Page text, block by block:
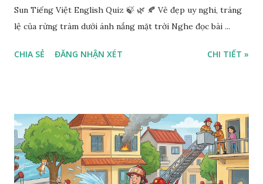
Sun Tiếng Việt English Quiz 🍃 🌿 🍂 Vẻ đẹp uy nghi, tráng
lệ của rừng tràm dưới ánh nắng mặt trời Nghe đọc bài ...
CHIA SẺ ĐĂNG NHẬN XÉT CHI TIẾT »